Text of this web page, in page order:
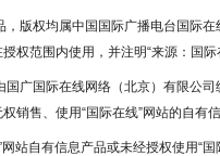
，版权均属中国国际广播电台国际
权范围内使用，并注明“来源：国
国广国际在线网络（北京）有限公
销售、使用“国际在线”网站的自有信
站自有信息产品或未经授权使用